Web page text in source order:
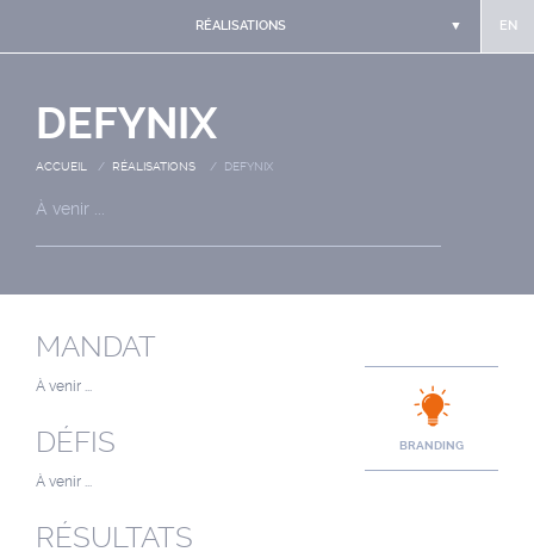
EN
▼
RÉALISATIONS
DEFYNIX
ACCUEIL / RÉALISATIONS / DEFYNIX
À venir ...
BRANDING
MANDAT
À venir ...
DÉFIS
À venir ...
RÉSULTATS